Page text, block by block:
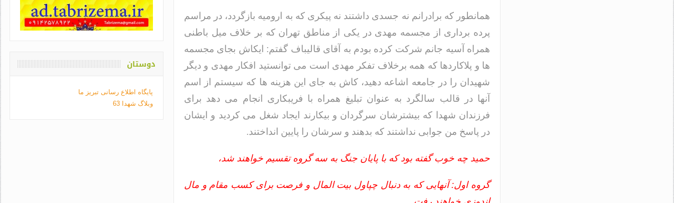
همانطور که برادرانم نه جسدی داشتند نه پیکری که به ارومیه بازگردد، در مراسم
پرده برداری از مجسمه مهدی در یکی از مناطق تهران که بر خلاف میل باطنی
همراه آسیه جانم شرکت کرده بودم به آقای قالیباف گفتم: ایکاش بجای مجسمه
ها و پلاکاردها که همه برخلاف تفکر مهدی است می توانستید افکار مهدی و دیگر
شهیدان را در جامعه اشاعه دهید، کاش به جای این هزینه ها که سیستم از اسم
آنها در قالب سالگرد به عنوان تبلیغ همراه با فریبکاری انجام می دهد برای
فرزندان شهدا که بیشترشان سرگردان و بیکارند ایجاد شغل می کردید و ایشان
در پاسخ من جوابی نداشتند که بدهند و سرشان را پایین انداختند.
حمید چه خوب گفته بود که با پایان جنگ به سه گروه تقسیم خواهند شد،
گروه اول: آنهایی که به دنبال چپاول بیت المال و فرصت برای کسب مقام و مال
دوستان
پایگاه اطلاع رسانی تبریز ما
وبلاگ شهدا 63